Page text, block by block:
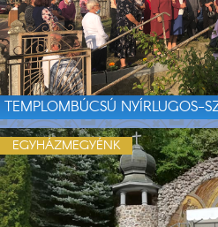
TEMPLOMBÚCSÚ NYÍRLUGOS-
EGYHÁZMEGYÉNK